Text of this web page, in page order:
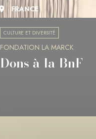
FRANCE
CULTURE ET DIVERSITÉ
FONDATION LA MARCK
Château de